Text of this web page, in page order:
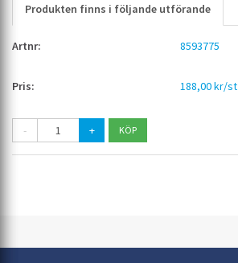
Produkten finns i följande utförande
8593775
188,00 kr/st
- +